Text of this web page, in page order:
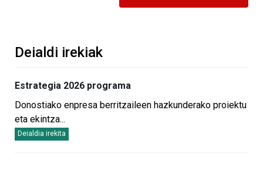
Deialdi irekiak
Estrategia 2026 programa
Deialdia irekita
Donostiako enpresa berritzaileen hazkunderako proiektu
eta ekintza
...